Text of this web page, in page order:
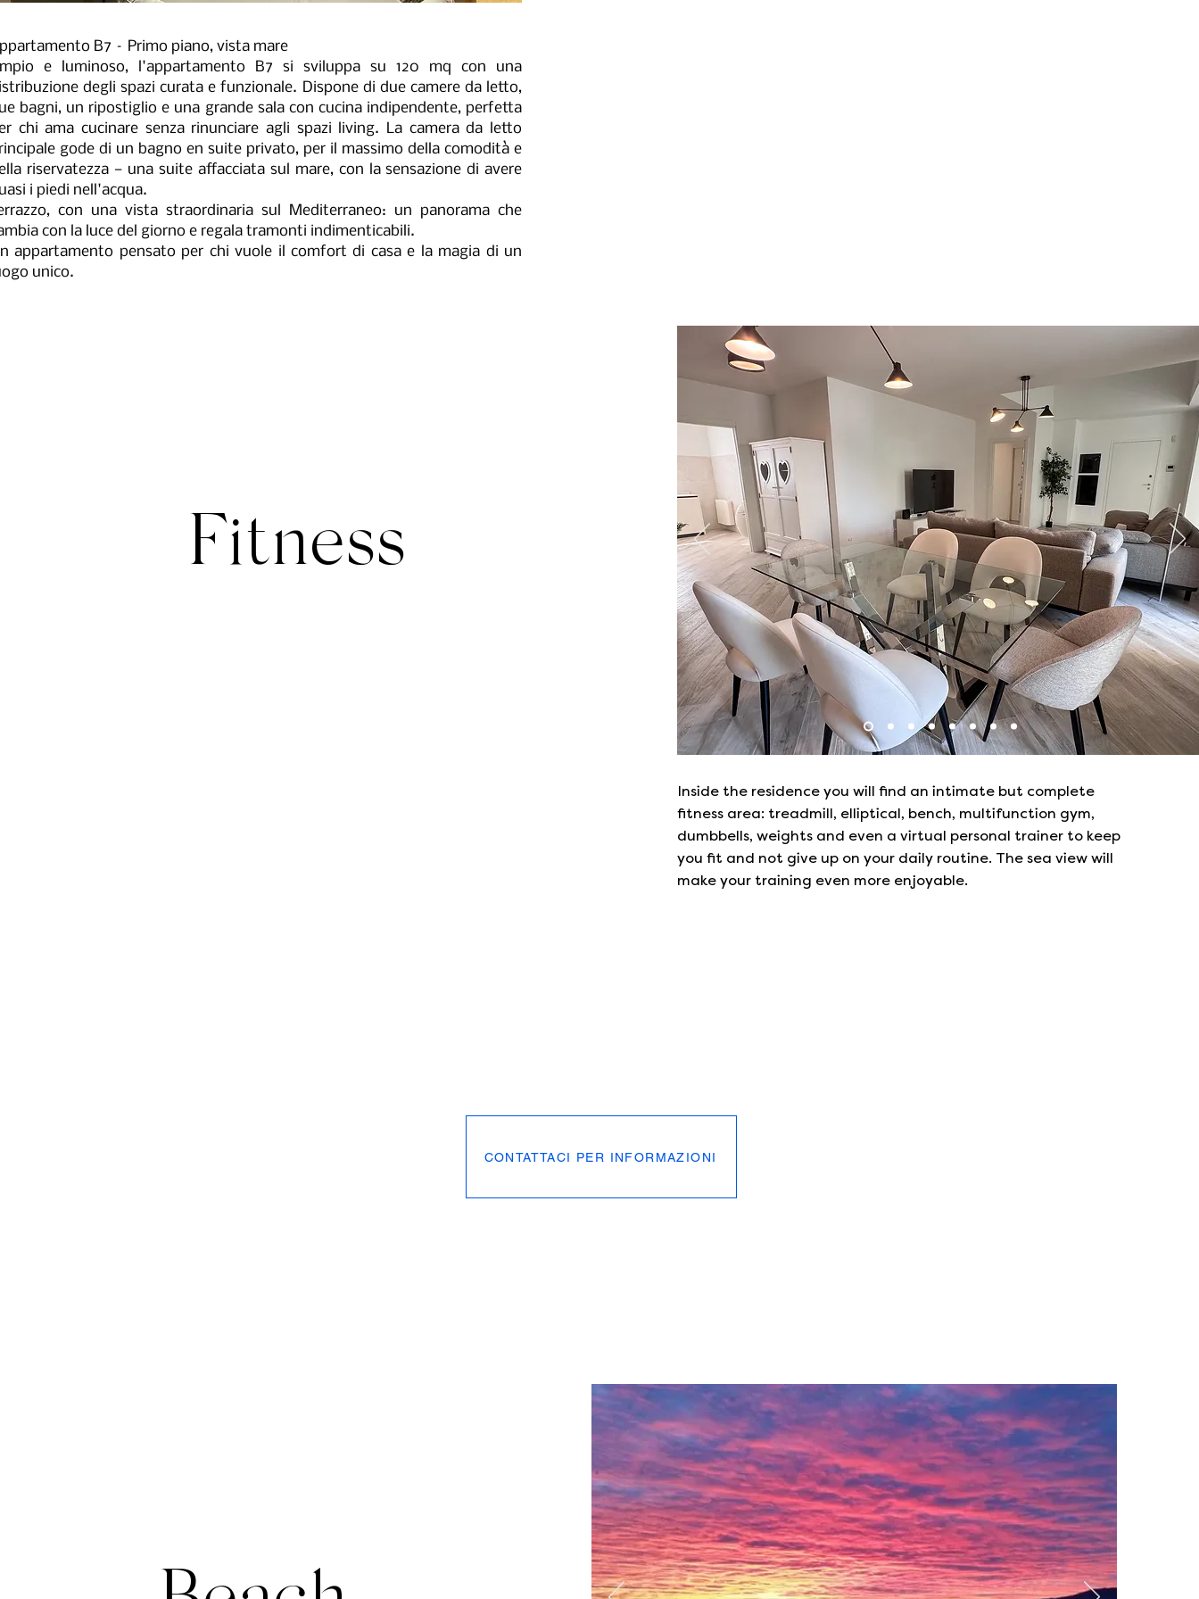
B7 – Primo piano, vista mare
e luminoso, l'appartamento B7 si sviluppa su 120 mq con una
degli spazi curata e funzionale. Dispone di due camere da letto,
bagni, un ripostiglio e una grande sala con cucina indipendente, perfetta
chi ama cucinare senza rinunciare agli spazi living. La camera da letto
gode di un bagno en suite privato, per il massimo della comodità e
riservatezza — una suite affacciata sul mare, con la sensazione di avere
i piedi nell'acqua.
con una vista straordinaria sul Mediterraneo: un panorama che
con la luce del giorno e regala tramonti indimenticabili.
appartamento pensato per chi vuole il comfort di casa e la magia di un
unico.
Fitness
Inside the residence you will find an intimate but complete
fitness area: treadmill, elliptical, bench, multifunction gym,
dumbbells, weights and even a virtual personal trainer to keep
you fit and not give up on your daily routine. The sea view will
make your training even more enjoyable.
CONTATTACI PER INFORMAZIONI